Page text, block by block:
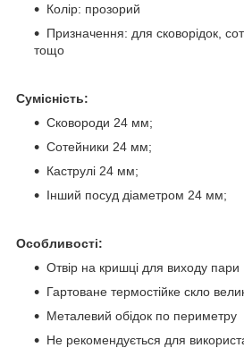
Колір: прозорий
Призначення: для сковорідок,
тощо
Сумісність:
Сковороди 24 мм;
Сотейники 24 мм;
Каструлі 24 мм;
Інший посуд діаметром 24 мм;
Особливості:
Отвір на кришці для виходу пари
Гартоване термостійке скло
Металевий обідок по периметру
Не рекомендується для